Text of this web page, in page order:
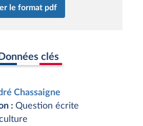
le format pdf
Données clés
Chassaigne
: Question écrite